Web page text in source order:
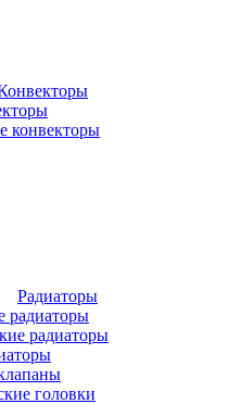
конвекторы
Радиаторы
радиаторы
головки